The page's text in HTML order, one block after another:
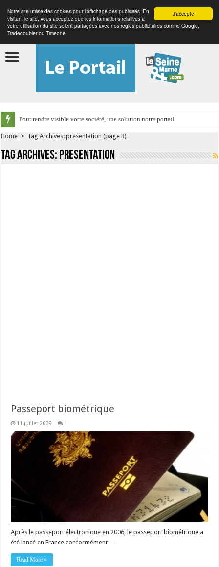
J'accepte
Notre site utilise des cookies pour l'affichage des publicités. En
visitant le site, vous acceptez que les informations relatives à
votre utilisation du site soient partagées avec nos régies publicitaires comme Google,
Tradedoubler ou Timeone.
Pour rendre visible votre société, une solution notre portail
Home > Tag Archives: presentation (page 3)
Tag Archives: presentation
Passeport biométrique
11 juillet 2009 1
Après le passeport électronique en 2006, le passeport biométrique a
été lancé en France conformément …
Read More »